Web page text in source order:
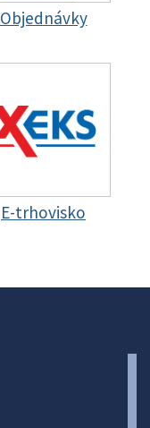
Objednávky
E-trhovisko